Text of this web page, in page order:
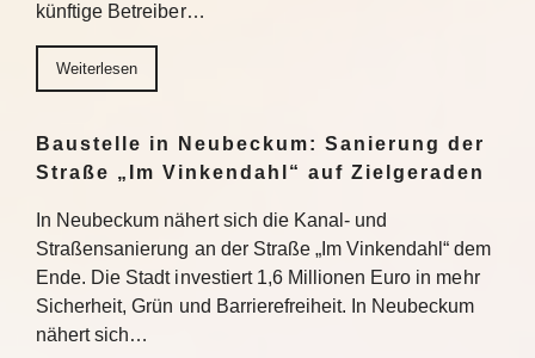
künftige Betreiber…
Weiterlesen
Baustelle in Neubeckum: Sanierung der
Straße „Im Vinkendahl“ auf Zielgeraden
In Neubeckum nähert sich die Kanal- und
Straßensanierung an der Straße „Im Vinkendahl“ dem
Ende. Die Stadt investiert 1,6 Millionen Euro in mehr
Sicherheit, Grün und Barrierefreiheit. In Neubeckum
nähert sich…